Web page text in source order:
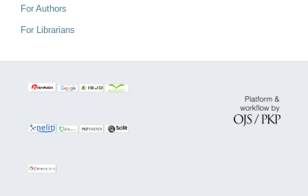
For Authors
For Librarians